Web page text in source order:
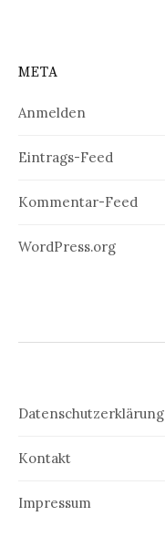
META
Anmelden
Eintrags-Feed
Kommentar-Feed
WordPress.org
Datenschutzerklärung
Kontakt
Impressum